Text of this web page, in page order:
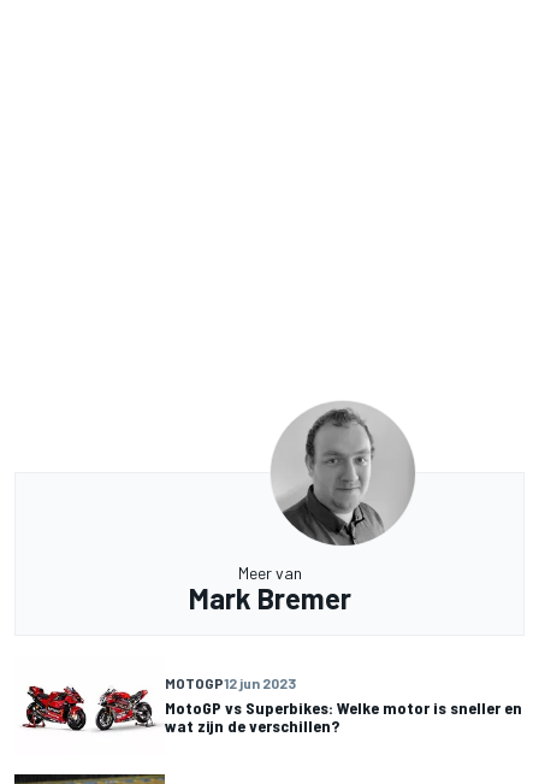
Meer van
Mark Bremer
MOTOGP12 jun 2023
MotoGP vs Superbikes: Welke motor is sneller en
wat zijn de verschillen?